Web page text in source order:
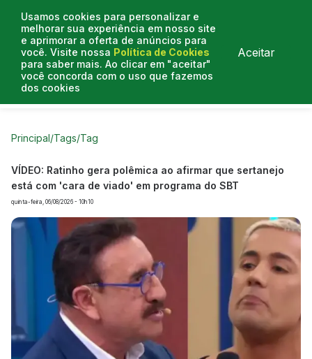
Usamos cookies para personalizar e
melhorar sua experiência em nosso site
e aprimorar a oferta de anúncios para
você. Visite nossa Política de Cookies
para saber mais. Ao clicar em "aceitar"
você concorda com o uso que fazemos
dos cookies
Aceitar
Curtas do Poder
Principal/Tags/Tag
VÍDEO: Ratinho gera polêmica ao afirmar que sertanejo
está com 'cara de viado' em programa do SBT
quinta-feira, 06/08/2026 - 10h10